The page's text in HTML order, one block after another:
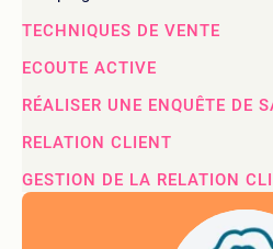
TECHNIQUES DE VENTE
ECOUTE ACTIVE
RÉALISER UNE ENQUÊTE DE
RELATION CLIENT
GESTION DE LA RELATION